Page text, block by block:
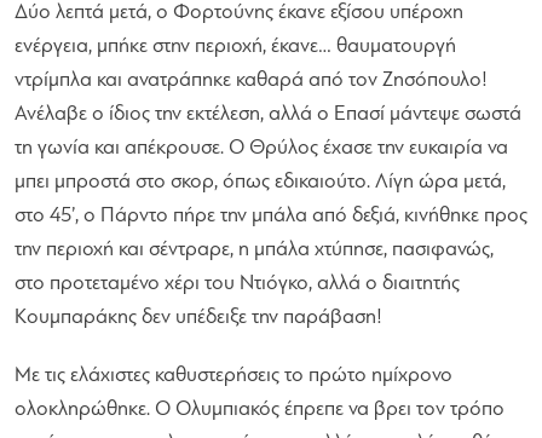
Δύο λεπτά μετά, ο Φορτούνης έκανε εξίσου υπέροχη
ενέργεια, μπήκε στην περιοχή, έκανε… θαυματουργή
ντρίμπλα και ανατράπηκε καθαρά από τον Ζησόπουλο!
Ανέλαβε ο ίδιος την εκτέλεση, αλλά ο Επασί μάντεψε σωστά
τη γωνία και απέκρουσε. Ο Θρύλος έχασε την ευκαιρία να
μπει μπροστά στο σκορ, όπως εδικαιούτο. Λίγη ώρα μετά,
στο 45’, ο Πάρντο πήρε την μπάλα από δεξιά, κινήθηκε προς
την περιοχή και σέντραρε, η μπάλα χτύπησε, πασιφανώς,
στο προτεταμένο χέρι του Ντιόγκο, αλλά ο διαιτητής
Κουμπαράκης δεν υπέδειξε την παράβαση!
Με τις ελάχιστες καθυστερήσεις το πρώτο ημίχρονο
ολοκληρώθηκε. Ο Ολυμπιακός έπρεπε να βρει τον τρόπο